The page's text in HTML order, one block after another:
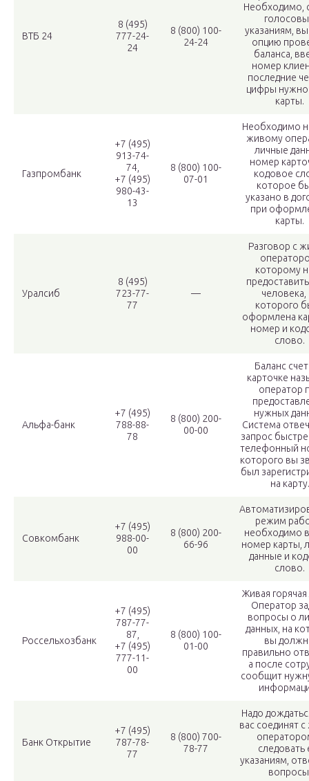
ВТБ 24
8 (495)
777-24-
24
8 (800) 100-
24-24
Необходимо,
указаниям,
опцию
баланса,
номер
последние
цифры
карты.
Газпромбанк
+7 (495)
913-74-
74,
+7 (495)
980-43-
13
8 (800) 100-
07-01
Необходимо
живому
личные
номер
кодовое
которое
указано в
при
карты.
Уралсиб
8 (495)
723-77-
77
—
Разговор с
которому
человека,
которого
оформлена
номер и
слово.
Альфа-банк
+7 (495)
788-88-
78
8 (800) 200-
00-00
Баланс
карточке
оператор
нужных
Система
запрос
телефонный
которого вы
был
на карту.
Совкомбанк
+7 (495)
988-00-
00
8 (800) 200-
66-96
режим
необходимо
номер карты,
данные и
слово.
Россельхозбанк
+7 (495)
787-77-
87,
+7 (495)
777-11-
00
8 (800) 100-
01-00
Живая горячая
Оператор
вопросы о
данных, на
вы
правильно
а после
сообщит
Банк Открытие
+7 (495)
787-78-
77
8 (800) 700-
78-77
Надо
вас соединят
следовать
указаниям,